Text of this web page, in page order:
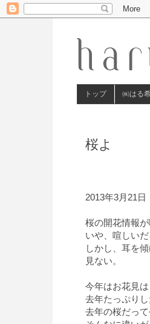
トップ ㈱はる
桜よ
2013年3月21日
桜の開花情報が
いや、喧しいだ
しかし、耳を傾
見ない。
今年はお花見は
去年たっぷりし
去年の桜だって